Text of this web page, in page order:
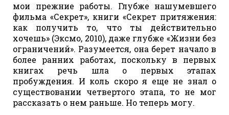
мои прежние работы. Глубже нашумевшего
фильма «Секрет», книги «Секрет притяжения:
как получить то, что ты действительно
хочешь» (Эксмо, 2010), даже глубже «Жизни без
ограничений». Разумеется, она берет начало в
более ранних работах, поскольку в первых
книгах речь шла о первых этапах
пробуждения. И коль скоро я еще не знал о
существовании четвертого этапа, то не мог
рассказать о нем раньше. Но теперь могу.